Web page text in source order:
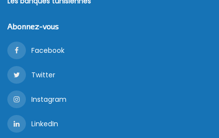
Abonnez-vous
Facebook
Twitter
Instagram
LinkedIn